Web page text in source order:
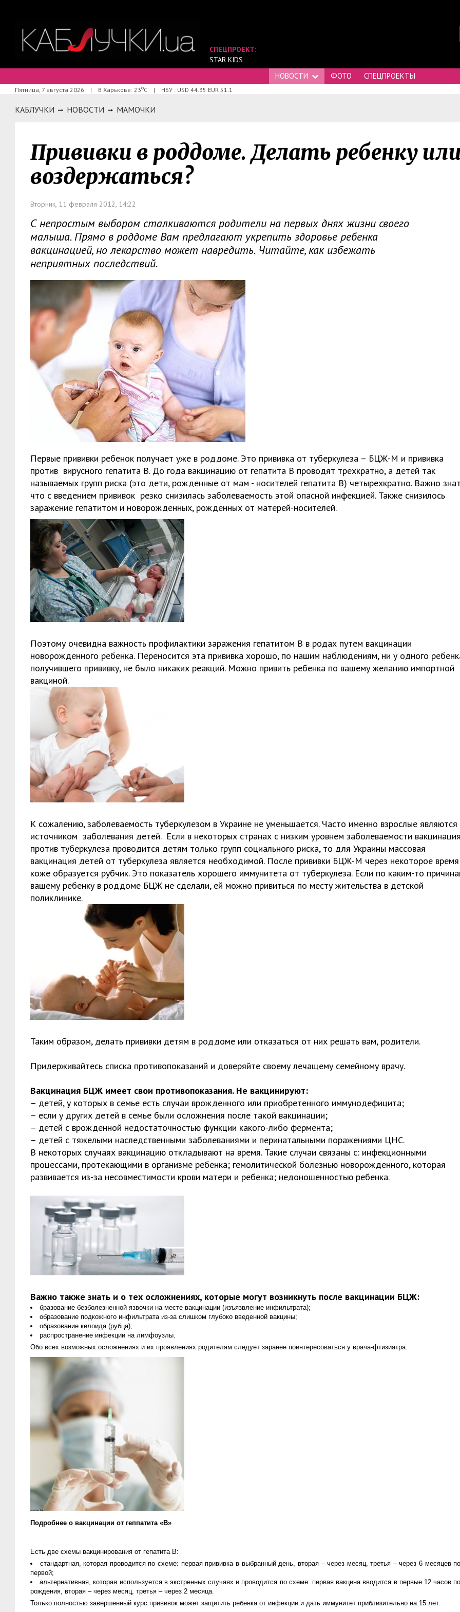
СПЕЦПРОЕКТ:
STAR KIDS
НОВОСТИ ФОТО СПЕЦПРОЕКТЫ
Пятница, 7 августа 2026 | В Харькове: 23оС | НБУ : USD 44.35 EUR 51.1
КАБЛУЧКИ НОВОСТИ МАМОЧКИ
Прививки в роддоме. Делать ребенку
воздержаться?
Вторник, 11 февраля 2012, 14:22
С непростым выбором сталкиваются родители на первых днях жизни своего
малыша. Прямо в роддоме Вам предлагают укрепить здоровье ребенка
вакцинацией, но лекарство может навредить. Читайте, как избежать
неприятных последствий.
Первые прививки ребенок получает уже в роддоме. Это прививка от туберкулеза – БЦЖ-М и прививка
против вирусного гепатита В. До года вакцинацию от гепатита В проводят трехкратно, а детей так
называемых групп риска (это дети, рожденные от мам - носителей гепатита В) четырехкратно. Важно
что с введением прививок резко снизилась заболеваемость этой опасной инфекцией. Также снизилось
заражение гепатитом и новорожденных, рожденных от матерей-носителей.
Поэтому очевидна важность профилактики заражения гепатитом В в родах путем вакцинации
новорожденного ребенка. Переносится эта прививка хорошо, по нашим наблюдениям, ни у одного
получившего прививку, не было никаких реакций. Можно привить ребенка по вашему желанию импортной
вакциной.
К сожалению, заболеваемость туберкулезом в Украине не уменьшается. Часто именно взрослые являются
источником заболевания детей. Если в некоторых странах с низким уровнем заболеваемости вакцинация
против туберкулеза проводится детям только групп социального риска, то для Украины массовая
вакцинация детей от туберкулеза является необходимой. После прививки БЦЖ-М через некоторое
коже образуется рубчик. Это показатель хорошего иммунитета от туберкулеза. Если по каким-то
вашему ребенку в роддоме БЦЖ не сделали, ей можно привиться по месту жительства в детской
поликлинике.
Таким образом, делать прививки детям в роддоме или отказаться от них решать вам, родители.
Придерживайтесь списка противопоказаний и доверяйте своему лечащему семейному врачу.
Вакцинация БЦЖ имеет свои противопоказания. Не вакцинируют:
– детей, у которых в семье есть случаи врожденного или приобретенного иммунодефицита;
– если у других детей в семье были осложнения после такой вакцинации;
– детей с врожденной недостаточностью функции какого-либо фермента;
– детей с тяжелыми наследственными заболеваниями и перинатальными поражениями ЦНС.
В некоторых случаях вакцинацию откладывают на время. Такие случаи связаны с: инфекционными
процессами, протекающими в организме ребенка; гемолитической болезнью новорожденного, которая
развивается из-за несовместимости крови матери и ребенка; недоношенностью ребенка.
Важно также знать и о тех осложнениях, которые могут возникнуть после вакцинации БЦЖ:
бразование безболезненной язвочки на месте вакцинации (изъязвление инфильтрата);
образование подкожного инфильтрата из-за слишком глубоко введенной вакцины;
образование келоида (рубца);
распространение инфекции на лимфоузлы.
Обо всех возможных осложнениях и их проявлениях родителям следует заранее поинтересоваться у врача-фтизиатра.
Подробнее о вакцинации от геппатита «В»
Есть две схемы вакцинирования от гепатита В:
стандартная, которая проводится по схеме: первая прививка в выбранный день, вторая – через месяц, третья – через 6 месяцев
первой;
альтернативная, которая используется в экстренных случаях и проводится по схеме: первая вакцина вводится в первые 12 часов
рождения, вторая – через месяц, третья – через 2 месяца.
Только полностью завершенный курс прививок может защитить ребенка от инфекции и дать иммунитет приблизительно на 15 лет.